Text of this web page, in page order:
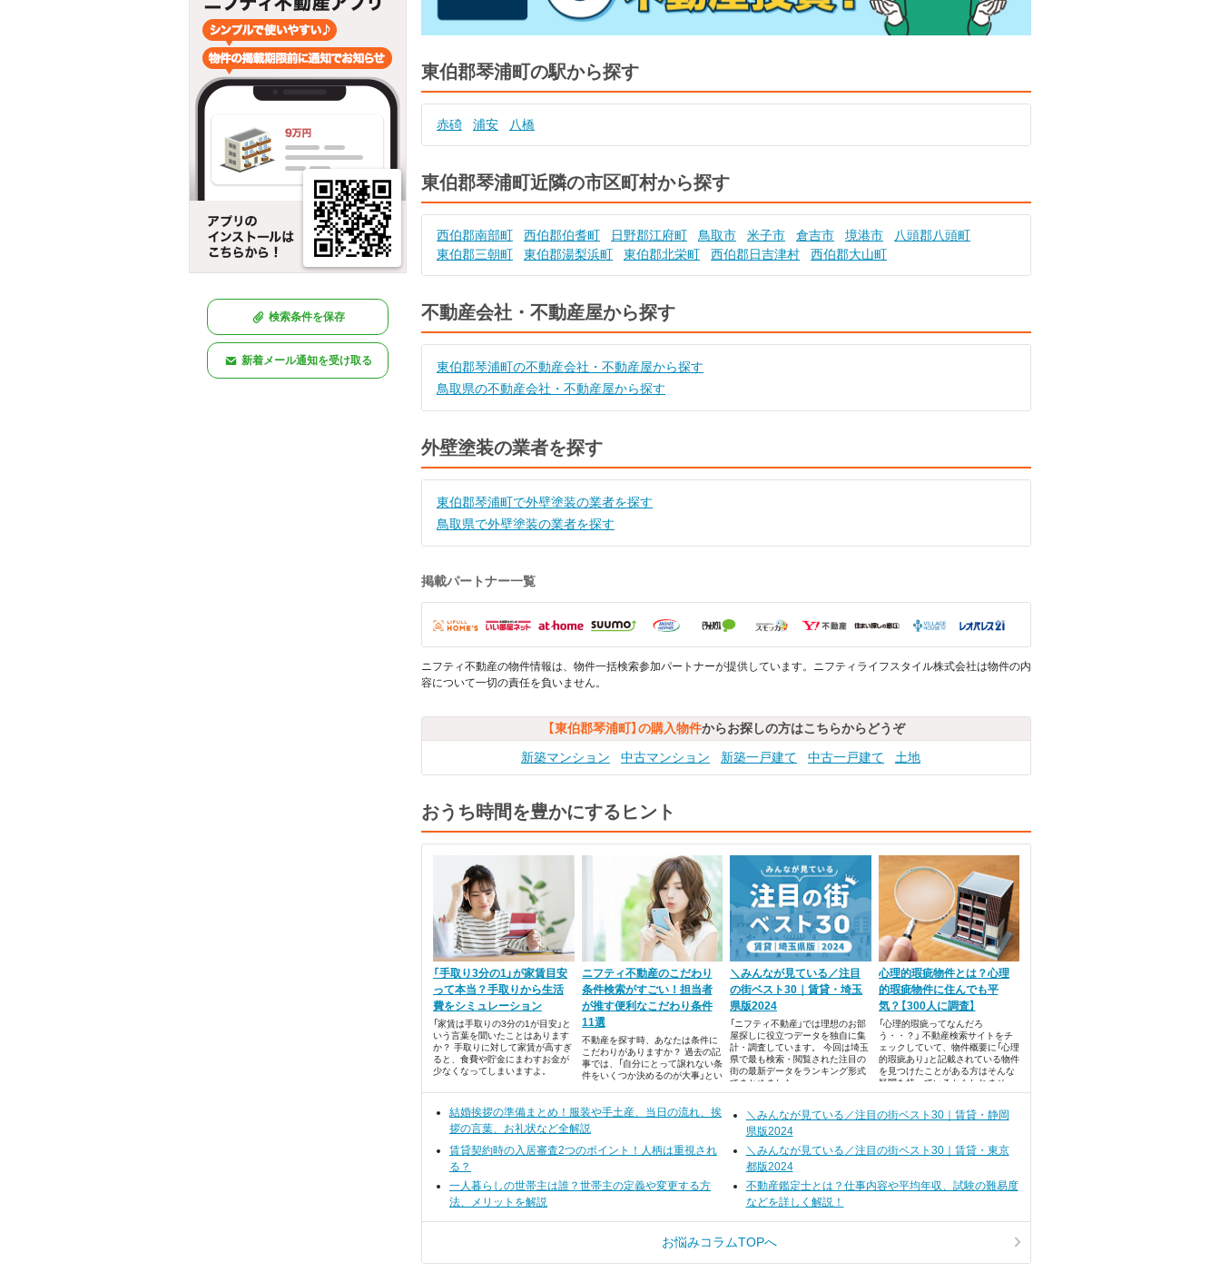
検索条件を保存
新着メール通知を受け取る
東伯郡琴浦町の駅から探す
赤碕 浦安 八橋
東伯郡琴浦町近隣の市区町村から探す
西伯郡南部町 西伯郡伯耆町 日野郡江府町 鳥取市 米子市 倉吉市 境港市
八頭郡八頭町
東伯郡三朝町
東伯郡湯梨浜町 東伯郡北栄町 西伯郡日吉津村 西伯郡大山町
不動産会社・不動産屋から探す
東伯郡琴浦町の不動産会社・不動産屋から探す
鳥取県の不動産会社・不動産屋から探す
外壁塗装の業者を探す
東伯郡琴浦町で外壁塗装の業者を探す
鳥取県で外壁塗装の業者を探す
掲載パートナー一覧
ニフティ不動産の物件情報は、物件一括検索参加パートナーが提供しています。ニフティライフスタイル株式会社は物件の内
容について一切の責任を負いません。
【東伯郡琴浦町】の購入物件からお探しの方はこちらからどうぞ
新築マンション
中古マンション 新築一戸建て 中古一戸建て 土地
おうち時間を豊かにするヒント
「手取り3分の1」が家賃目安
って本当？手取りから生活
費をシミュレーション
「家賃は手取りの3分の1が目安」と
いう言葉を聞いたことはあります
か？ 手取りに対して家賃が高すぎ
ると、食費や貯金にまわすお金が
少なくなってしまいますよ。
ニフティ不動産のこだわり
条件検索がすごい！担当者
が推す便利なこだわり条件
11選
不動産を探す時、あなたは条件に
こだわりがありますか？ 過去の記
事では、「自分にとって譲れない条
件をいくつか決めるのが大事」とい
悩みますよね。 そこで、今回はニ
フティ不動産の担当者がオススメ
する、便利なこだわり条件を紹介
します。
＼みんなが見ている／注目
の街ベスト30｜賃貸・埼玉
県版2024
「ニフティ不動産」では理想のお部
屋探しに役立つデータを独自に集
計・調査しています。 今回は埼玉
県で最も検索・閲覧された注目の
街の最新データをランキング形式
でまとめました。
心理的瑕疵物件とは？心理
的瑕疵物件に住んでも平
気？【300人に調査】
「心理的瑕疵ってなんだろ
う・・？」 不動産検索サイトをチ
ェックしていて、物件概要に「心理
的瑕疵あり」と記載されている物件
を見つけたことがある方はそんな
疑問を持っているかもしれませ
ん。 心理的瑕疵はきちんと理解し
るかもしれないということを知っ
結婚挨拶の準備まとめ！服装や手土産、当日の流れ、挨
拶の言葉、お礼状など全解説
＼みんなが見ている／注目の街ベスト30｜賃貸・静岡
県版2024
賃貸契約時の入居審査2つのポイント！人柄は重視され
る？
＼みんなが見ている／注目の街ベスト30｜賃貸・東京
都版2024
一人暮らしの世帯主は誰？世帯主の定義や変更する方
法、メリットを解説
不動産鑑定士とは？仕事内容や平均年収、試験の難易度
などを詳しく解説！
お悩みコラムTOPへ